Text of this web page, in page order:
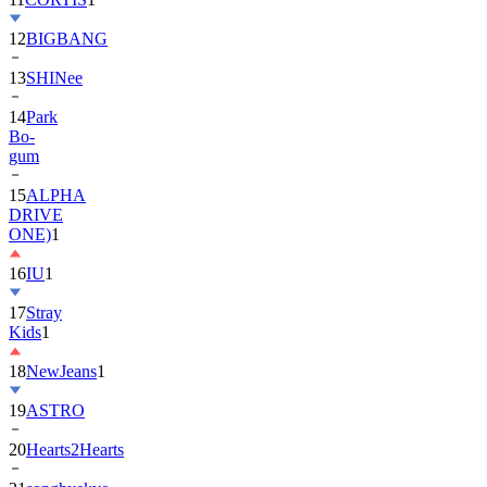
12BIGBANG
13SHINee
14Park
Bo-
gum
15ALPHA
DRIVE
ONE)1
16IU1
17Stray
Kids1
18NewJeans1
19ASTRO
20Hearts2Hearts